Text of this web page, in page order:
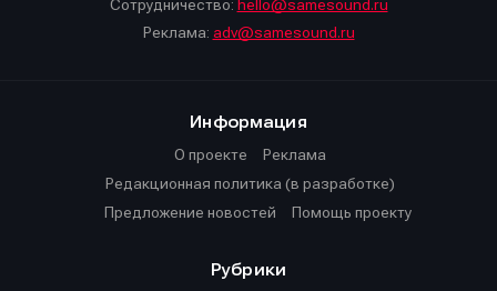
Сотрудничество: hello@samesound.ru
Реклама: adv@samesound.ru
Информация
О проекте
Реклама
Редакционная политика (в разработке)
Предложение новостей
Помощь проекту
Рубрики